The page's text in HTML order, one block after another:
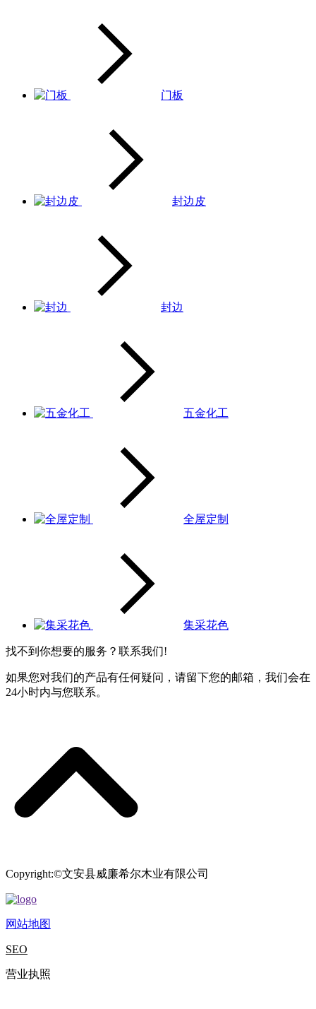
门板
封边皮
封边
五金化工
全屋定制
集采花色
找不到你想要的服务？联系我们!
如果您对我们的产品有任何疑问，请留下您的邮箱，我们会在
24小时内与您联系。
Copyright:©文安县威廉希尔木业有限公司
网站地图
SEO
营业执照